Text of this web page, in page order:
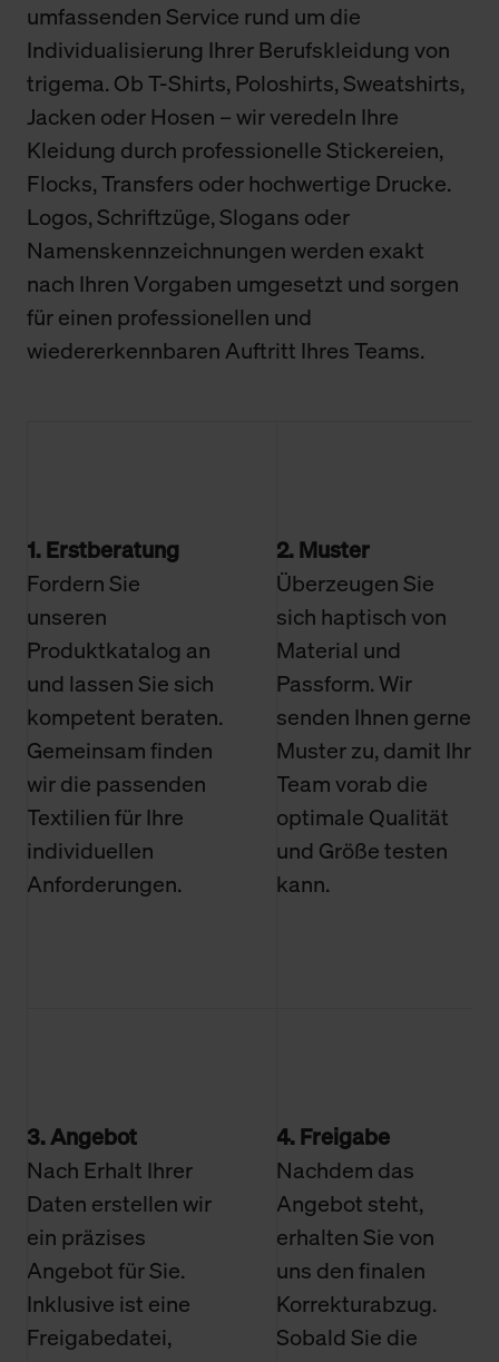
umfassenden Service rund um die
Individualisierung Ihrer Berufskleidung von
trigema. Ob T-Shirts, Poloshirts, Sweatshirts,
Jacken oder Hosen – wir veredeln Ihre
Kleidung durch professionelle Stickereien,
Flocks, Transfers oder hochwertige Drucke.
Logos, Schriftzüge, Slogans oder
Namenskennzeichnungen werden exakt
nach Ihren Vorgaben umgesetzt und sorgen
für einen professionellen und
wiedererkennbaren Auftritt Ihres Teams.
1. Erstberatung
Fordern Sie
unseren
Produktkatalog an
und lassen Sie sich
kompetent beraten.
Gemeinsam finden
wir die passenden
Textilien für Ihre
individuellen
Anforderungen.
2. Muster
Überzeugen Sie
sich haptisch von
Material und
Passform. Wir
senden Ihnen gerne
Muster zu, damit Ihr
Team vorab die
optimale Qualität
und Größe testen
kann.
3. Angebot
Nach Erhalt Ihrer
Daten erstellen wir
ein präzises
Angebot für Sie.
Inklusive ist eine
Freigabedatei,
4. Freigabe
Nachdem das
Angebot steht,
erhalten Sie von
uns den finalen
Korrekturabzug.
Sobald Sie die